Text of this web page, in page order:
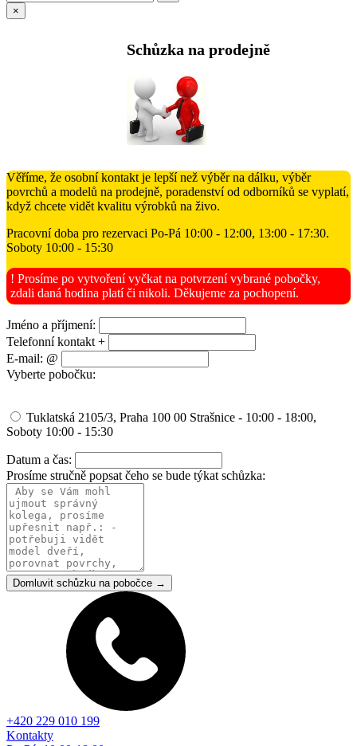
×
Schůzka na prodejně
Věříme, že osobní kontakt je lepší než výběr na dálku, výběr
povrchů a modelů na prodejně, poradenství od odborníků se vyplatí,
když chcete vidět kvalitu výrobků na živo.
Pracovní doba pro rezervaci Po-Pá 10:00 - 12:00, 13:00 - 17:30.
Soboty 10:00 - 15:30
! Prosíme po vytvoření vyčkat na potvrzení vybrané pobočky,
zdali daná hodina platí či nikoli. Děkujeme za pochopení.
Jméno a příjmení:
Telefonní kontakt +
E-mail: @
Vyberte pobočku:
Tuklatská 2105/3, Praha 100 00 Strašnice - 10:00 - 18:00,
Soboty 10:00 - 15:30
Datum a čas:
Prosíme stručně popsat čeho se bude týkat schůzka:
Domluvit schůzku na pobočce →
+420 229 010 199
Kontakty